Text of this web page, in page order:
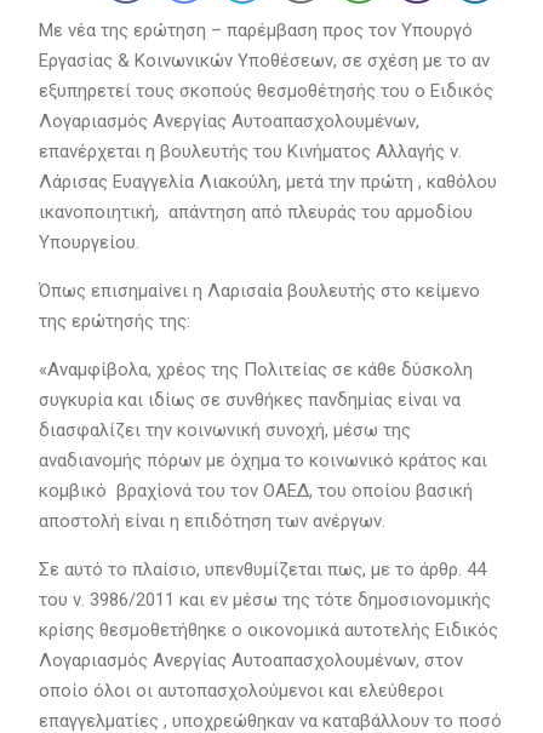
Με νέα της ερώτηση – παρέμβαση προς τον Υπουργό
Εργασίας & Κοινωνικών Υποθέσεων, σε σχέση με το αν
εξυπηρετεί τους σκοπούς θεσμοθέτησής του ο Ειδικός
Λογαριασμός Ανεργίας Αυτοαπασχολουμένων,
επανέρχεται η βουλευτής του Κινήματος Αλλαγής ν.
Λάρισας Ευαγγελία Λιακούλη, μετά την πρώτη , καθόλου
ικανοποιητική, απάντηση από πλευράς του αρμοδίου
Υπουργείου.
Όπως επισημαίνει η Λαρισαία βουλευτής στο κείμενο
της ερώτησής της:
«Αναμφίβολα, χρέος της Πολιτείας σε κάθε δύσκολη
συγκυρία και ιδίως σε συνθήκες πανδημίας είναι να
διασφαλίζει την κοινωνική συνοχή, μέσω της
αναδιανομής πόρων με όχημα το κοινωνικό κράτος και
κομβικό βραχίονά του τον ΟΑΕΔ, του οποίου βασική
αποστολή είναι η επιδότηση των ανέργων.
Σε αυτό το πλαίσιο, υπενθυμίζεται πως, με το άρθρ. 44
του ν. 3986/2011 και εν μέσω της τότε δημοσιονομικής
κρίσης θεσμοθετήθηκε ο οικονομικά αυτοτελής Ειδικός
Λογαριασμός Ανεργίας Αυτοαπασχολουμένων, στον
οποίο όλοι οι αυτοπασχολούμενοι και ελεύθεροι
επαγγελματίες , υποχρεώθηκαν να καταβάλλουν το ποσό